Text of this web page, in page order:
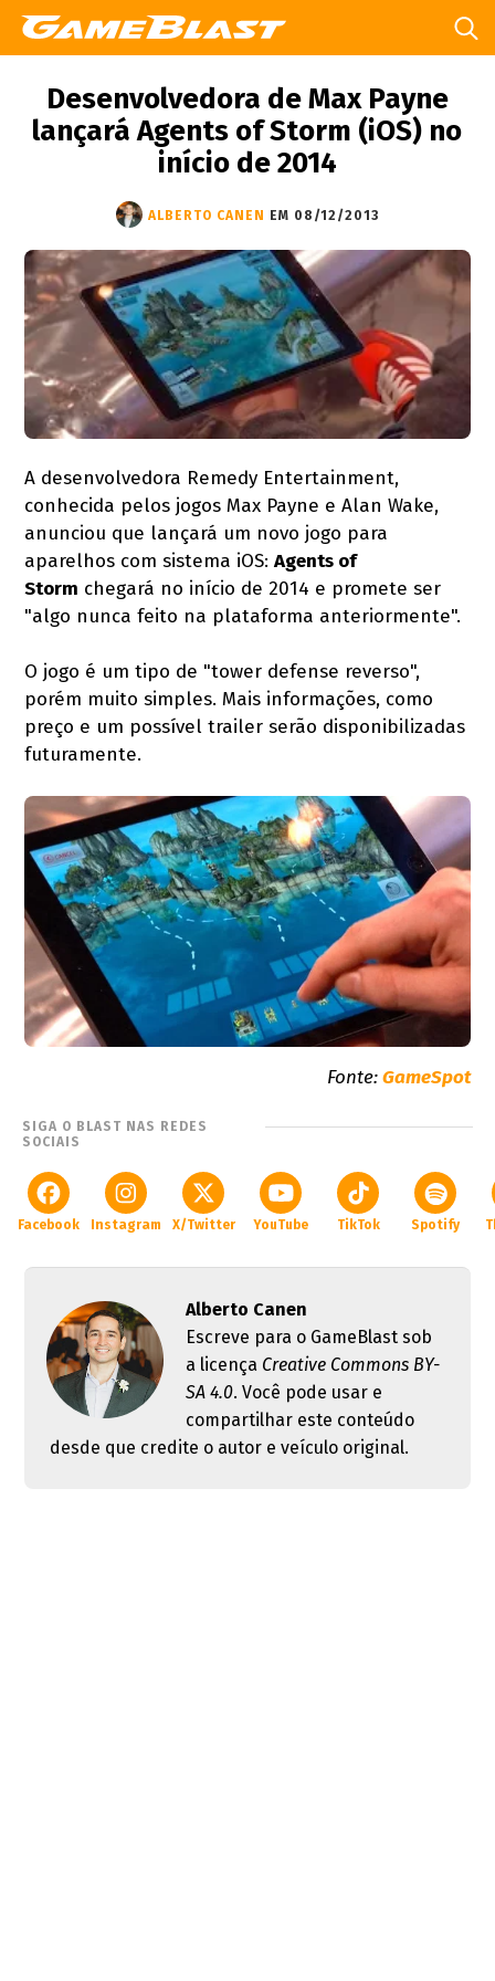
Desenvolvedora de Max Payne
lançará Agents of Storm (iOS) no
início de 2014
ALBERTO CANEN EM 08/12/2013
A desenvolvedora Remedy Entertainment,
conhecida pelos jogos Max Payne e Alan Wake,
anunciou que lançará um novo jogo para
aparelhos com sistema iOS:Agents of
Storm chegará no início de 2014 e promete ser
"algo nunca feito na plataforma anteriormente".
O jogo é um tipo de "tower defense reverso",
porém muito simples. Mais informações, como
preço e um possível trailer serão disponibilizadas
futuramente.
Fonte:GameSpot
SIGA O BLAST NAS REDES
SOCIAIS
Facebook Instagram X/Twitter YouTube TikTok Spotify
Alberto Canen
Escreve para o GameBlast sob
a licença Creative Commons BY-
SA 4.0. Você pode usar e
compartilhar este conteúdo
desde que credite o autor e veículo original.